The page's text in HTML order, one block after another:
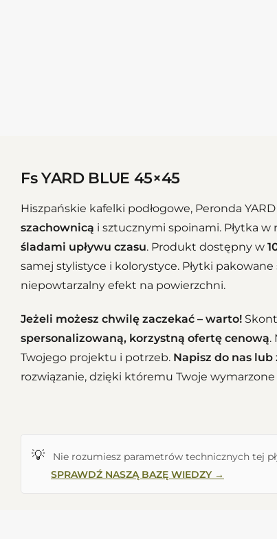
Fs YARD BLUE 45×45
Hiszpańskie kafelki podłogowe, Peronda
szachownicą i sztucznymi spoinami. Płytka w
śladami upływu czasu. Produkt dostępny w
samej stylistyce i kolorystyce. Płytki
niepowtarzalny efekt na powierzchni.
Jeżeli możesz chwilę zaczekać – warto!
spersonalizowaną, korzystną ofertę cenową.
Twojego projektu i potrzeb. Napisz do nas lub
rozwiązanie, dzięki któremu Twoje
💡 Nie rozumiesz parametrów technicznych tej
SPRAWDŹ NASZĄ BAZĘ WIEDZY →